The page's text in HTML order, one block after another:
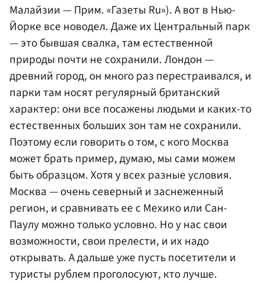
Малайзии — Прим. «Газеты Ru»). А вот в Нью-
Йорке все новодел. Даже их Центральный парк
— это бывшая свалка, там естественной
природы почти не сохранили. Лондон —
древний город, он много раз перестраивался, и
парки там носят регулярный британский
характер: они все посажены людьми и каких-то
естественных больших зон там не сохранили.
Поэтому если говорить о том, с кого Москва
может брать пример, думаю, мы сами можем
быть образцом. Хотя у всех разные условия.
Москва — очень северный и заснеженный
регион, и сравнивать ее с Мехико или Сан-
Паулу можно только условно. Но у нас свои
возможности, свои прелести, и их надо
открывать. А дальше уже пусть посетители и
туристы рублем проголосуют, кто лучше.